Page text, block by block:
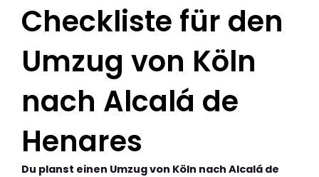
Checkliste für den
Umzug von Köln
nach Alcalá de
Henares
Du planst einen Umzug von Köln nach Alcalá de